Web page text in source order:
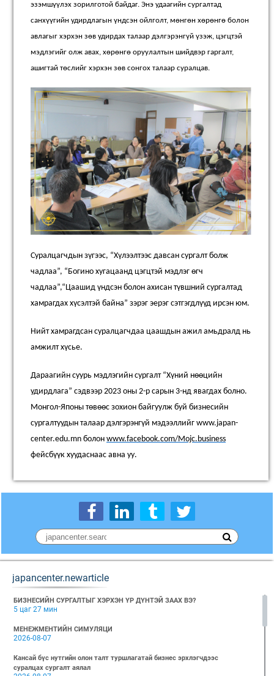
эзэмшүүлэх зорилготой байдаг. Энэ удаагийн сургалтад
санхүүгийн удирдлагын үндсэн ойлголт, мөнгөн хөрөнгө болон
авлагыг хэрхэн зөв удирдах талаар дэлгэрэнгүй үзэж, цэгцтэй
мэдлэгийг олж авах, хөрөнгө оруулалтын шийдвэр гаргалт,
ашигтай төслийг хэрхэн зөв сонгох талаар суралцав.
Суралцагчдын зүгээс, “Хүлээлтээс давсан сургалт болж
чадлаа”, “Богино хугацаанд цэгцтэй мэдлэг өгч
чадлаа”,“Цаашид үндсэн болон ахисан түвшний сургалтад
хамрагдах хүсэлтэй байна” зэрэг эерэг сэтгэгдлүүд ирсэн юм.
Нийт хамрагдсан суралцагчдаа цаашдын ажил амьдралд нь
амжилт хүсье.
Дараагийн суурь мэдлэгийн сургалт “Хүний нөөцийн
удирдлага” сэдвээр 2023 оны 2-р сарын 3-нд явагдах болно.
Монгол-Японы төвөөс зохион байгуулж буй бизнесийн
сургалтуудын талаар дэлгэрэнгүй мэдээллийг www.japan-
center.edu.mn болон www.facebook.com/Mojc.business
фейсбүүк хуудаснаас авна уу.
japancenter.newarticle
БИЗНЕСИЙН СУРГАЛТЫГ ХЭРХЭН ҮР ДҮНТЭЙ ЗААХ ВЭ?
5 цаг 27 мин
МЕНЕЖМЕНТИЙН СИМУЛЯЦИ
2026-08-07
Кансай бүс нутгийн олон талт туршлагатай бизнес эрхлэгчдээс
суралцах сургалт аялал